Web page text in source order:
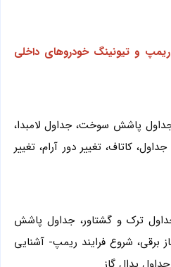
و تیونینگ خودروهای داخلی
پاشش سوخت، جداول لامبدا،
کاتاف، تغییر دور آرام، تغییر
ترک و گشتاور، جداول پاشش
برقی، شروع فرایند ریمپ- آشنایی